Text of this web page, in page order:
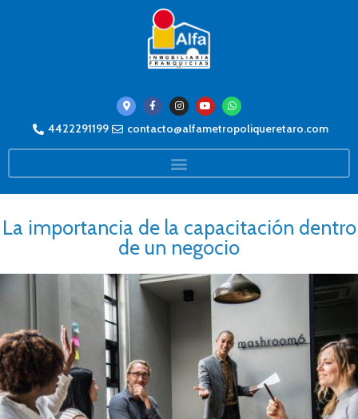
4422291199 contacto@alfametropoliqueretaro.com
La importancia de la capacitación dentro
de un negocio